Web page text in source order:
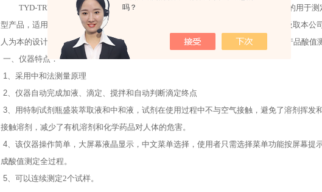
吗？
TYD-TRY-5
型全自动酸值测定仪是我公司根据中国电力及石化部门要求而推出的用于
型产品，适用于国家标准确性GB7599-87
所规定的测定石油产品酸值。本仪器充分吸取本
人为本的设计理念，产品结构、控制电路及程序均采用现代设计方法，是当前石油产品酸值
一、 仪器特点：
1、采用中和法测量原理
2、仪器自动完成加液、滴定、搅拌和自动判断滴定终点
3、用特制试剂瓶盛装萃取液和中和液，试剂在使用过程中不与空气接触，避免了溶剂挥发
接触溶剂，减少了有机溶剂和化学药品对人体的危害。
4、该仪器操作简单，大屏幕液晶显示，中文菜单选择，使用者只需选择菜单功能按屏幕提
成酸值测定全过程。
5、可以连续测定2个试样。